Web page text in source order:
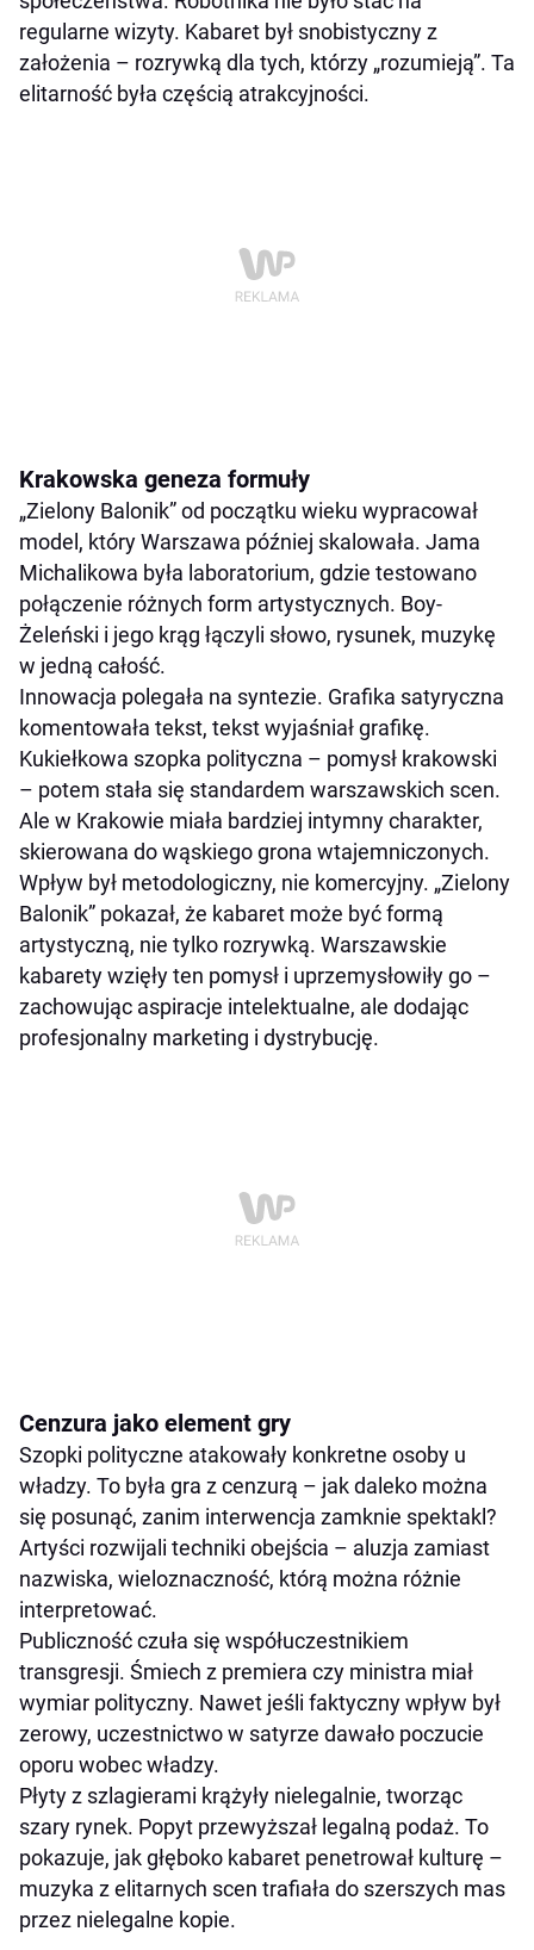
regularne wizyty. Kabaret był snobistyczny z
założenia – rozrywką dla tych, którzy „rozumieją”. Ta
elitarność była częścią atrakcyjności.
Krakowska geneza formuły
„Zielony Balonik” od początku wieku wypracował
model, który Warszawa później skalowała. Jama
Michalikowa była laboratorium, gdzie testowano
połączenie różnych form artystycznych. Boy-
Żeleński i jego krąg łączyli słowo, rysunek, muzykę
w jedną całość.
Innowacja polegała na syntezie. Grafika satyryczna
komentowała tekst, tekst wyjaśniał grafikę.
Kukiełkowa szopka polityczna – pomysł krakowski
– potem stała się standardem warszawskich scen.
Ale w Krakowie miała bardziej intymny charakter,
skierowana do wąskiego grona wtajemniczonych.
Wpływ był metodologiczny, nie komercyjny. „Zielony
Balonik” pokazał, że kabaret może być formą
artystyczną, nie tylko rozrywką. Warszawskie
kabarety wzięły ten pomysł i uprzemysłowiły go –
zachowując aspiracje intelektualne, ale dodając
profesjonalny marketing i dystrybucję.
Cenzura jako element gry
Szopki polityczne atakowały konkretne osoby u
władzy. To była gra z cenzurą – jak daleko można
się posunąć, zanim interwencja zamknie spektakl?
Artyści rozwijali techniki obejścia – aluzja zamiast
nazwiska, wieloznaczność, którą można różnie
interpretować.
Publiczność czuła się współuczestnikiem
transgresji. Śmiech z premiera czy ministra miał
wymiar polityczny. Nawet jeśli faktyczny wpływ był
zerowy, uczestnictwo w satyrze dawało poczucie
oporu wobec władzy.
Płyty z szlagierami krążyły nielegalnie, tworząc
szary rynek. Popyt przewyższał legalną podaż. To
pokazuje, jak głęboko kabaret penetrował kulturę –
muzyka z elitarnych scen trafiała do szerszych mas
przez nielegalne kopie.